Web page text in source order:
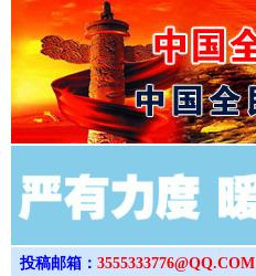
投稿邮箱： 3555333776@QQ.COM